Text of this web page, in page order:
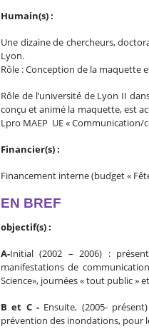
Humain(s) :
Une dizaine de chercheurs,
Lyon.
Rôle : Conception de la maquette
Rôle de l’université de Lyon II
conçu et animé la maquette, est
Lpro MAEP UE «
Financier(s) :
Financement interne (budget «
EN BREF
objectif(s) :
A-Initial (2002 – 2006) :
manifestations de
Science», journées « tout public »
B et C - Ensuite, (2005-
prévention des inondations, pour